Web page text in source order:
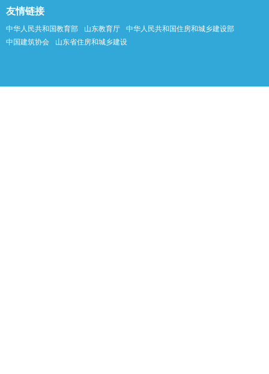
友情链接
中华人民共和国教育部 山东教育厅
中华人民共和国住房和城乡建设部
中国建筑协会
山东省住房和城乡建设